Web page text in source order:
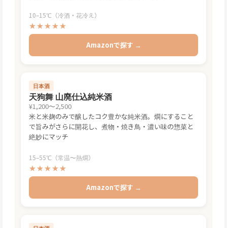
10–15℃（冷酒・花冷え）
★★★★★
Amazonで探す →
日本酒
天狗舞 山廃仕込純米酒
¥1,200〜2,500
米と米麹のみで醸したコク豊かな純米酒。燗にすること
で旨みがさらに開花し、煮物・焼き鳥・濃い味の惣菜と
絶妙にマッチ
15–55℃（常温〜熱燗）
★★★★★
Amazonで探す →